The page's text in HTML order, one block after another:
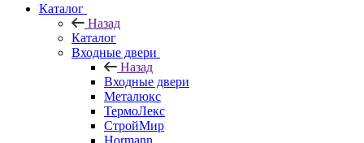
Каталог
Назад
Каталог
Входные двери
Назад
Входные двери
Металюкс
ТермоЛекс
СтройМир
Hormann